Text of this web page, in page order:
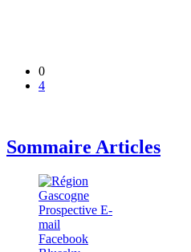
0
4
Sommaire Articles